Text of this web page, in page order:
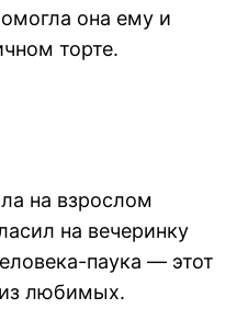
она ему и
торте.
на взрослом
на вечеринку
паука — этот
любимых.